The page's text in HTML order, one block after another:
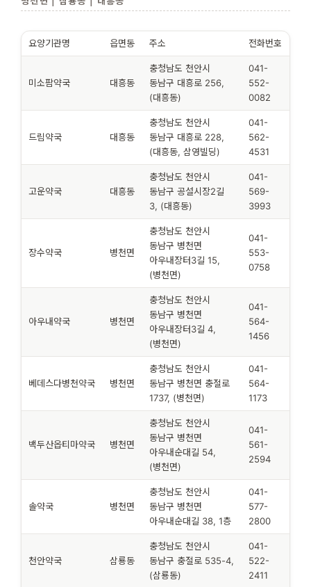
요양기관명 읍면동 주소 전화번호
미소팜약국 대흥동
충청남도 천안시
동남구 대흥로 256,
(대흥동)
041-
552-
0082
드림약국 대흥동
충청남도 천안시
동남구 대흥로 228,
(대흥동, 삼영빌딩)
041-
562-
4531
고운약국 대흥동
충청남도 천안시
동남구 공설시장2길
3, (대흥동)
041-
569-
3993
장수약국 병천면
충청남도 천안시
동남구 병천면
아우내장터3길 15,
(병천면)
041-
553-
0758
아우내약국 병천면
충청남도 천안시
동남구 병천면
아우내장터3길 4,
(병천면)
041-
564-
1456
베데스다병천약국 병천면
충청남도 천안시
동남구 병천면 충절로
1737, (병천면)
041-
564-
1173
백두산옵티마약국 병천면
충청남도 천안시
동남구 병천면
아우내순대길 54,
(병천면)
041-
561-
2594
솔약국 병천면
충청남도 천안시
동남구 병천면
아우내순대길 38, 1층
041-
577-
2800
천안약국 삼룡동
충청남도 천안시
동남구 충절로 535-4,
(삼룡동)
041-
522-
2411